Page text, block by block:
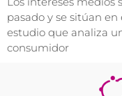
pasado y se sitúan
estudio que analiza
consumidor